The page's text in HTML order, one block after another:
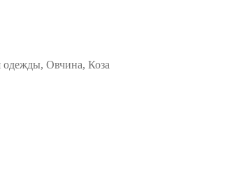
одежды, Овчина, Коза